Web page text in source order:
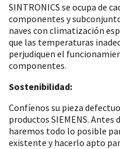
SINTRONICS se ocupa de
componentes y
naves con climatización
que las temperaturas
perjudiquen el
componentes.
Sostenibilidad:
Confíenos su pieza
productos SIEMENS. Antes
haremos todo lo posible
existente y hacerlo apto